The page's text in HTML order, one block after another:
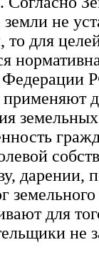
не
то для
Федерации
дарении,
для
не